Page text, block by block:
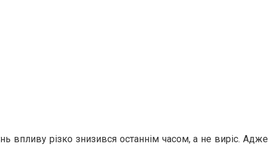
впливу різко знизився останнім часом, а не виріс. Адже